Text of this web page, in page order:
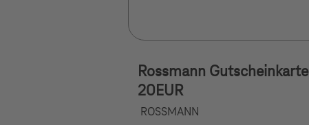
Rossmann Gutscheinkarte
20EUR
ROSSMANN